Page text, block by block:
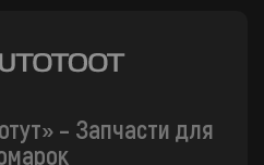
– Запчасти для